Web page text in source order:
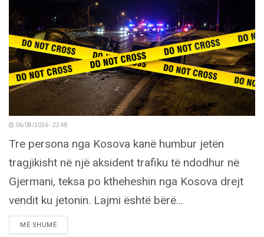
06/08/2026 - 22:48
Tre persona nga Kosova kanë humbur jetën
tragjikisht në një aksident trafiku të ndodhur në
Gjermani, teksa po ktheheshin nga Kosova drejt
vendit ku jetonin. Lajmi është bërë...
MË SHUMËDETAILS